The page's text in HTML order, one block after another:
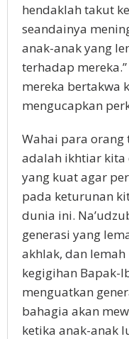
hendaklah takut
seandainya
anak-anak yang
terhadap
mereka bertakwa
mengucapkan
Wahai para orang
adalah ikhtiar kita
yang kuat agar
pada keturunan
dunia ini.
generasi yang
akhlak, dan
kegigihan Bapak-
menguatkan
bahagia akan
ketika anak-anak